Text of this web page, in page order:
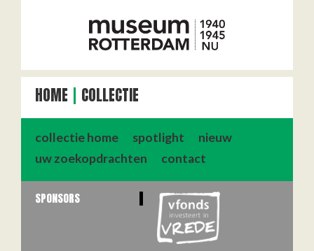
HOME COLLECTIE
collectie home spotlight
nieuw
uw zoekopdrachten
contact
SPONSORS